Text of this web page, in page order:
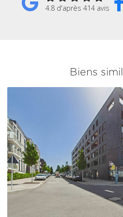
4.8 d'après 414 avis
Biens